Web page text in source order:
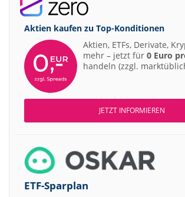
Aktien kaufen zu Top-Konditionen
Aktien, ETFs, Derivate,
mehr – jetzt für 0 Euro
handeln (zzgl.
JETZT INFORMIEREN
ETF-Sparplan